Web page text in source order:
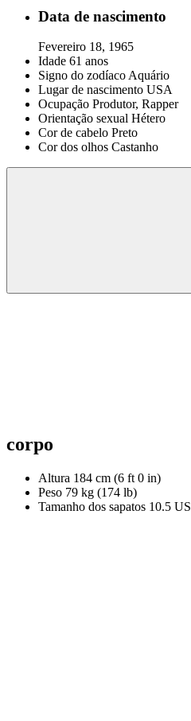
Data de nascimento
Fevereiro 18, 1965
Idade 61 anos
Signo do zodíacoAquário
Lugar de nascimento USA
Ocupação Produtor, Rapper
Orientação sexual Hétero
Cor de cabelo Preto
Cor dos olhos Castanho
corpo
Altura 184 cm (6 ft 0 in)
Peso 79 kg (174 lb)
Tamanho dos sapatos 10.5 US